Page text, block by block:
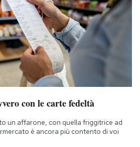
con le carte fedeltà
un affarone, con quella friggitrice ad
è ancora più contento di voi